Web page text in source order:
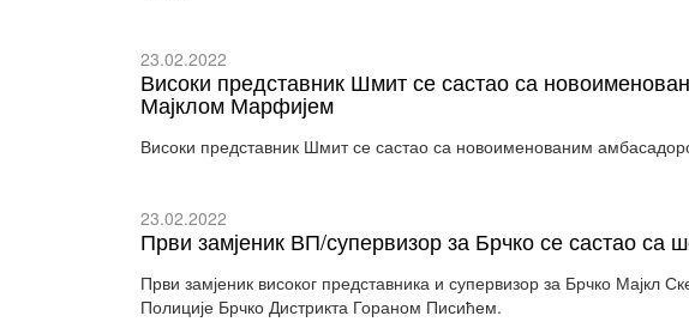
23.02.2022
Високи представник Шмит се састао са
Мајклом Марфијем
Високи представник Шмит се састао са новоименованим
23.02.2022
Први замјеник ВП/супервизор за Брчко се састао
Први замјеник високог представника и супервизор за Брчко Мајкл
Полиције Брчко Дистрикта Гораном Писићем.